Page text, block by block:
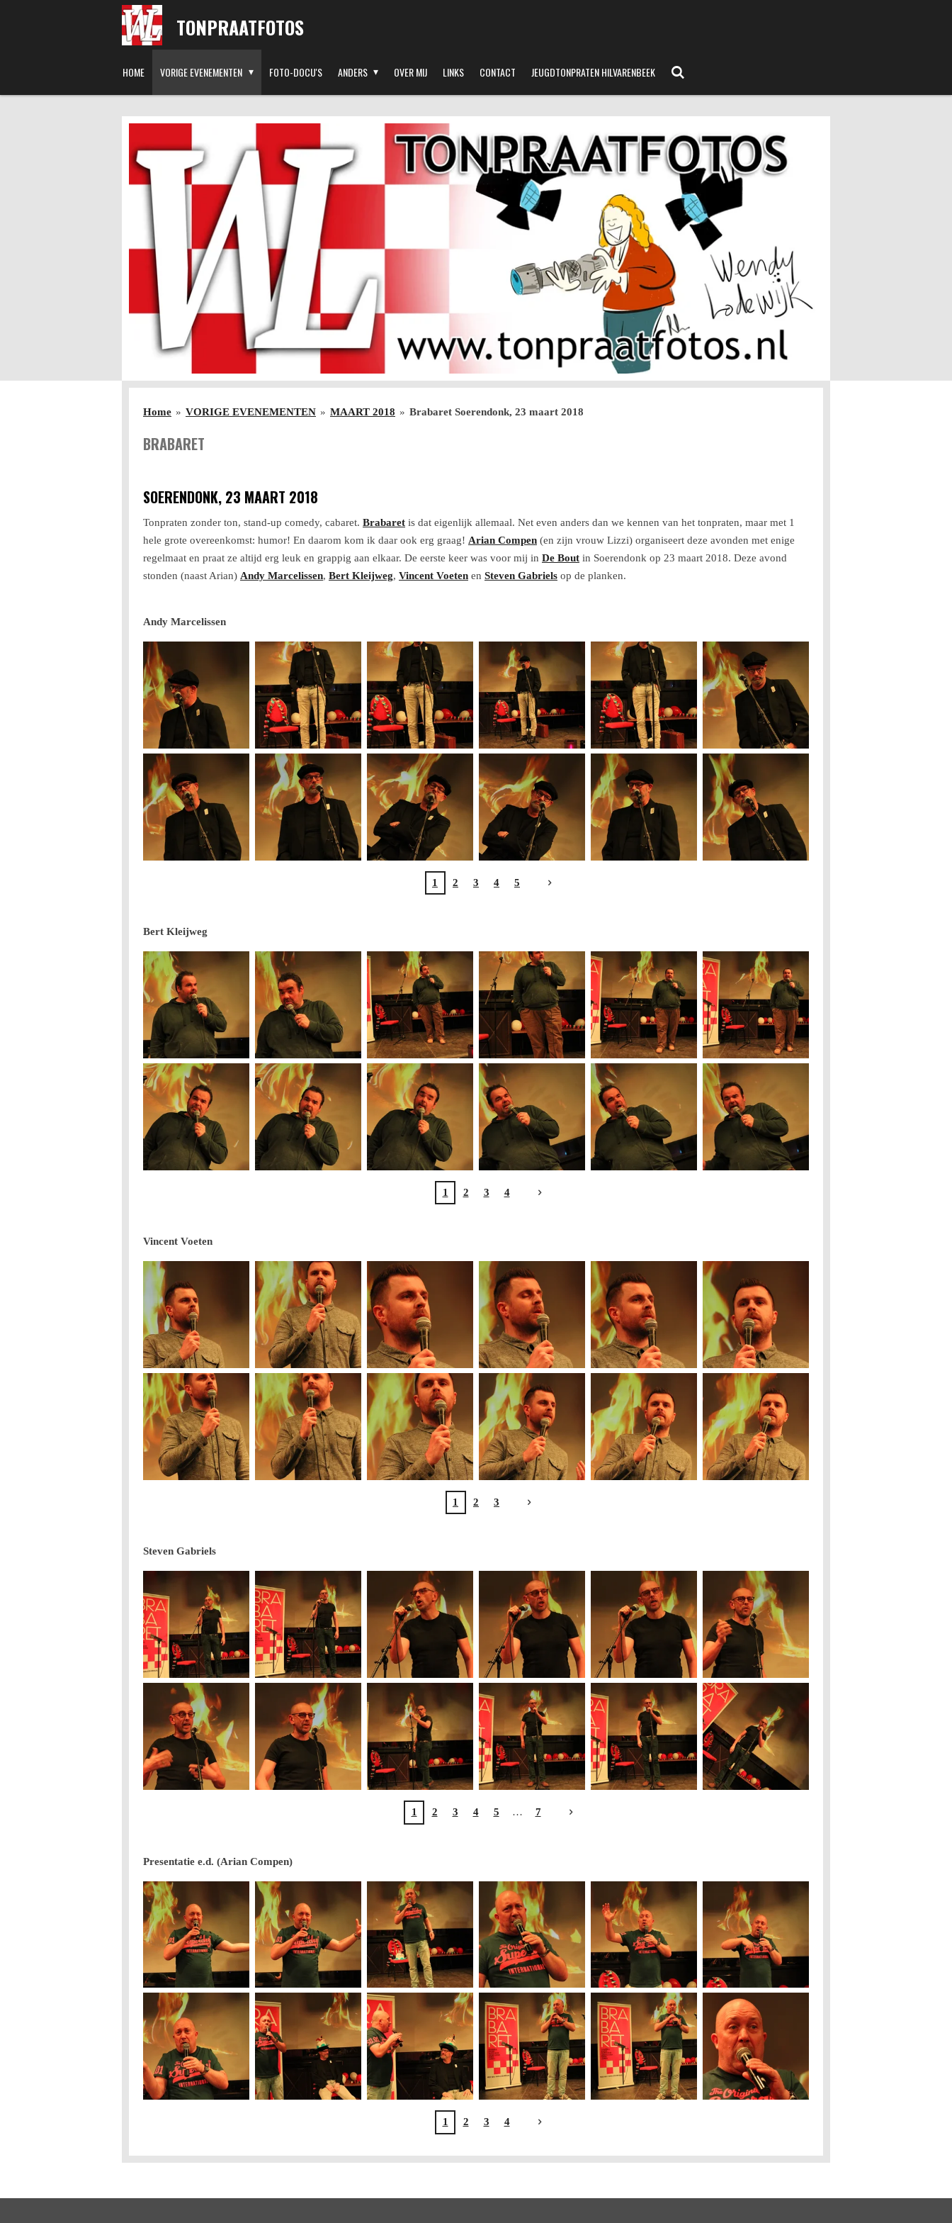
TONPRAATFOTOS
HOME VORIGE EVENEMENTEN FOTO-DOCU'S ANDERS OVER MIJ LINKS CONTACT JEUGDTONPRATEN HILVARENBEEK
Home » VORIGE EVENEMENTEN » MAART 2018 » Brabaret Soerendonk, 23 maart 2018
BRABARET
SOERENDONK, 23 MAART 2018
Tonpraten zonder ton, stand-up comedy, cabaret. Brabaret is dat eigenlijk allemaal. Net even anders dan we kennen van het tonpraten, maar met 1
hele grote overeenkomst: humor! En daarom kom ik daar ook erg graag! Arian Compen (en zijn vrouw Lizzi) organiseert deze avonden met enige
regelmaat en praat ze altijd erg leuk en grappig aan elkaar. De eerste keer was voor mij in De Bout in Soerendonk op 23 maart 2018. Deze avond
stonden (naast Arian) Andy Marcelissen, Bert Kleijweg, Vincent Voeten en Steven Gabriels op de planken.
Andy Marcelissen
1 2 3 4 5
Bert Kleijweg
1 2 3 4
Vincent Voeten
1 2 3
Steven Gabriels
1 2 3 4 5 7
Presentatie e.d. (Arian Compen)
1 2 3 4